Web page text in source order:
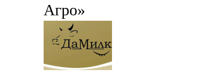
Агро»